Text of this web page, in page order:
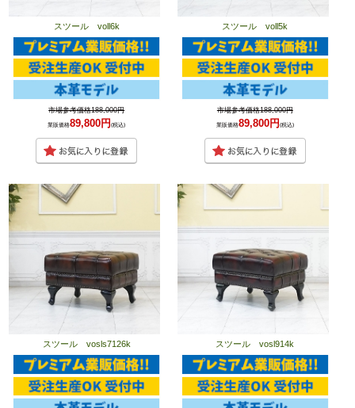
スツール voll6k
市場参考価格188,000円
業販価格89,800円(税込)
スツール voll5k
市場参考価格188,000円
業販価格89,800円(税込)
スツール vosls7126k スツール vosl914k